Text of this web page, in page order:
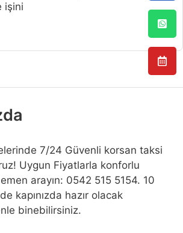
işini
7/24 Güvenli korsan taksi
Uygun Fiyatlarla konforlu
arayın: 0542 515 5154. 10
kapınızda hazır olacak
binebilirsiniz.